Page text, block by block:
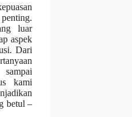
luar
aspek
Dari
kami
betul –